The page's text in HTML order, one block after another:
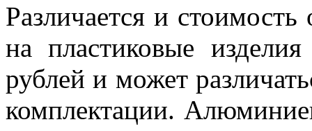
Различается и
на пластиковые
рублей и может
комплектации.